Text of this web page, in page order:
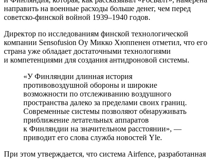
направить на военные расходы больше денег, чем перед
советско-финской войной 1939–1940 годов.
Директор по исследованиям финской технологической
компании Sensofusion Oy Микко Хюппенен отметил, что его
страна уже обладает достаточными технологиями
и компетенциями для создания антидроновой системы.
«У Финляндии длинная история
противовоздушной обороны и широкие
возможности по отслеживанию воздушного
пространства далеко за пределами своих границ.
Современные системы позволяют обнаруживать
приближение летательных аппаратов
к Финляндии на значительном расстоянии», —
приводит его слова служба новостей Yle.
При этом утверждается, что система Airfence, разработанная